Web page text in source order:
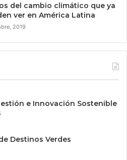
del cambio climático que ya
ver en América Latina
2019
e Innovación Sostenible
Destinos Verdes